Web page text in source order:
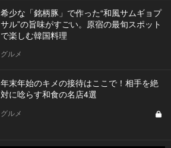
希少な「銘柄豚」で作った“和風サムギョプ
サル”の旨味がすごい。原宿の最旬スポット
で楽しむ韓国料理
グルメ
年末年始のキメの接待はここで！相手を絶
対に唸らす和食の名店4選
グルメ